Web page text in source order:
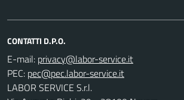
CONTATTI D.P.O.
E-mail:
PEC:
LABOR SERVICE S.r.l.